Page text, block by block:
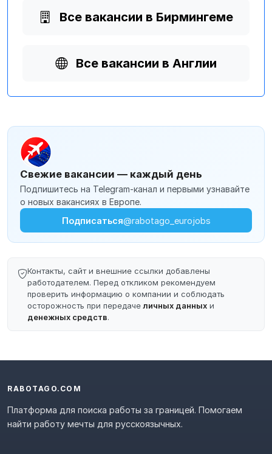
Все вакансии в Бирмингеме
Все вакансии в Англии
Свежие вакансии — каждый день
Подпишитесь на Telegram-канал и первыми узнавайте
о новых вакансиях в Европе.
Подписаться@rabotago_eurojobs
Контакты, сайт и внешние ссылки добавлены
работодателем. Перед откликом рекомендуем
проверить информацию о компании и соблюдать
осторожность при передачеличных данных и
денежных средств.
RABOTAGO.COM
Платформа для поиска работы за границей. Помогаем
найти работу мечты для русскоязычных.